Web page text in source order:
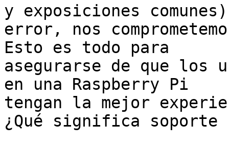
y exposiciones
error, nos
Esto es todo para
asegurarse de que los
en una Raspberry Pi
tengan la mejor
¿Qué significa soporte